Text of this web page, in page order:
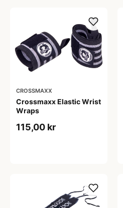
CROSSMAXX
Crossmaxx Elastic Wrist
Wraps
115,00 kr